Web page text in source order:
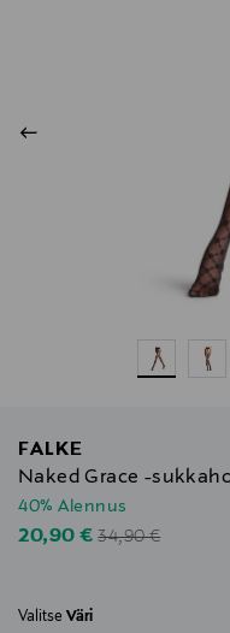
FALKE
Naked Grace -
40% Alennus
Discounted Price
20,90 €Original Price
34,90 €
Valitse Väri